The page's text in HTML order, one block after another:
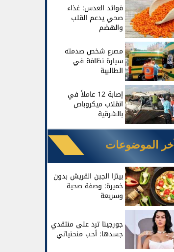
فوائد العدس: غذاء
صحي يدعم القلب
والهضم
مصرع شخص صدمته
سيارة نظافة في
الطالبية
إصابة 12 عاملاً في
انقلاب ميكروباص
بالشرقية
آخر الموضوعات
بيتزا الجبن القريش بدون
خميرة: وصفة صحية
وسريعة
جورجينا ترد على منتقدي
جسدها: أحب منحنياتي